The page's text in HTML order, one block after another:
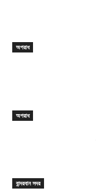
অপরাধ
অপরাধ
বান্দরবান সদর